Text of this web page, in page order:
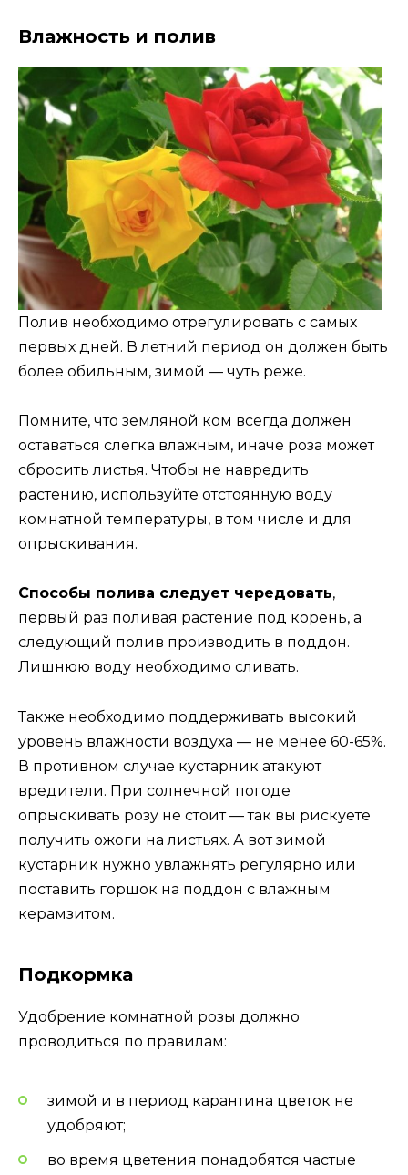
Влажность и полив
Полив необходимо отрегулировать с самых
первых дней. В летний период он должен быть
более обильным, зимой — чуть реже.
Помните, что земляной ком всегда должен
оставаться слегка влажным, иначе роза может
сбросить листья. Чтобы не навредить
растению, используйте отстоянную воду
комнатной температуры, в том числе и для
опрыскивания.
Способы полива следует чередовать,
первый раз поливая растение под корень, а
следующий полив производить в поддон.
Лишнюю воду необходимо сливать.
Также необходимо поддерживать высокий
уровень влажности воздуха — не менее 60-65%.
В противном случае кустарник атакуют
вредители. При солнечной погоде
опрыскивать розу не стоит — так вы рискуете
получить ожоги на листьях. А вот зимой
кустарник нужно увлажнять регулярно или
поставить горшок на поддон с влажным
керамзитом.
Подкормка
Удобрение комнатной розы должно
проводиться по правилам:
зимой и в период карантина цветок не
удобряют;
во время цветения понадобятся частые